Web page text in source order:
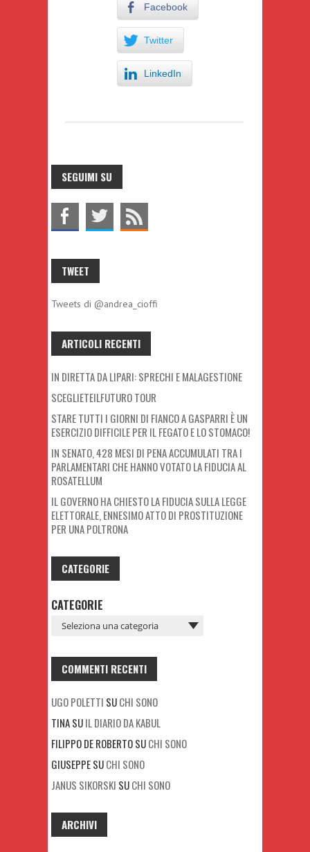
Facebook
Twitter
LinkedIn
SEGUIMI SU
TWEET
Tweets di @andrea_cioffi
ARTICOLI RECENTI
IN DIRETTA DA LIPARI: SPRECHI E MALAGESTIONE
SCEGLIETEILFUTURO TOUR
STARE TUTTI I GIORNI DI FIANCO A GASPARRI È UN
ESERCIZIO DIFFICILE PER IL FEGATO E LO STOMACO!
IN SENATO, 428 MESI DI PENA ACCUMULATI TRA I
PARLAMENTARI CHE HANNO VOTATO LA FIDUCIA AL
ROSATELLUM
IL GOVERNO HA CHIESTO LA FIDUCIA SULLA LEGGE
ELETTORALE, ENNESIMO ATTO DI PROSTITUZIONE
PER UNA POLTRONA
CATEGORIE
CATEGORIE
COMMENTI RECENTI
UGO POLETTI SUCHI SONO
TINASUIL DIARIO DA KABUL
FILIPPO DE ROBERTOSUCHI SONO
GIUSEPPESUCHI SONO
JANUS SIKORSKI SUCHI SONO
ARCHIVI